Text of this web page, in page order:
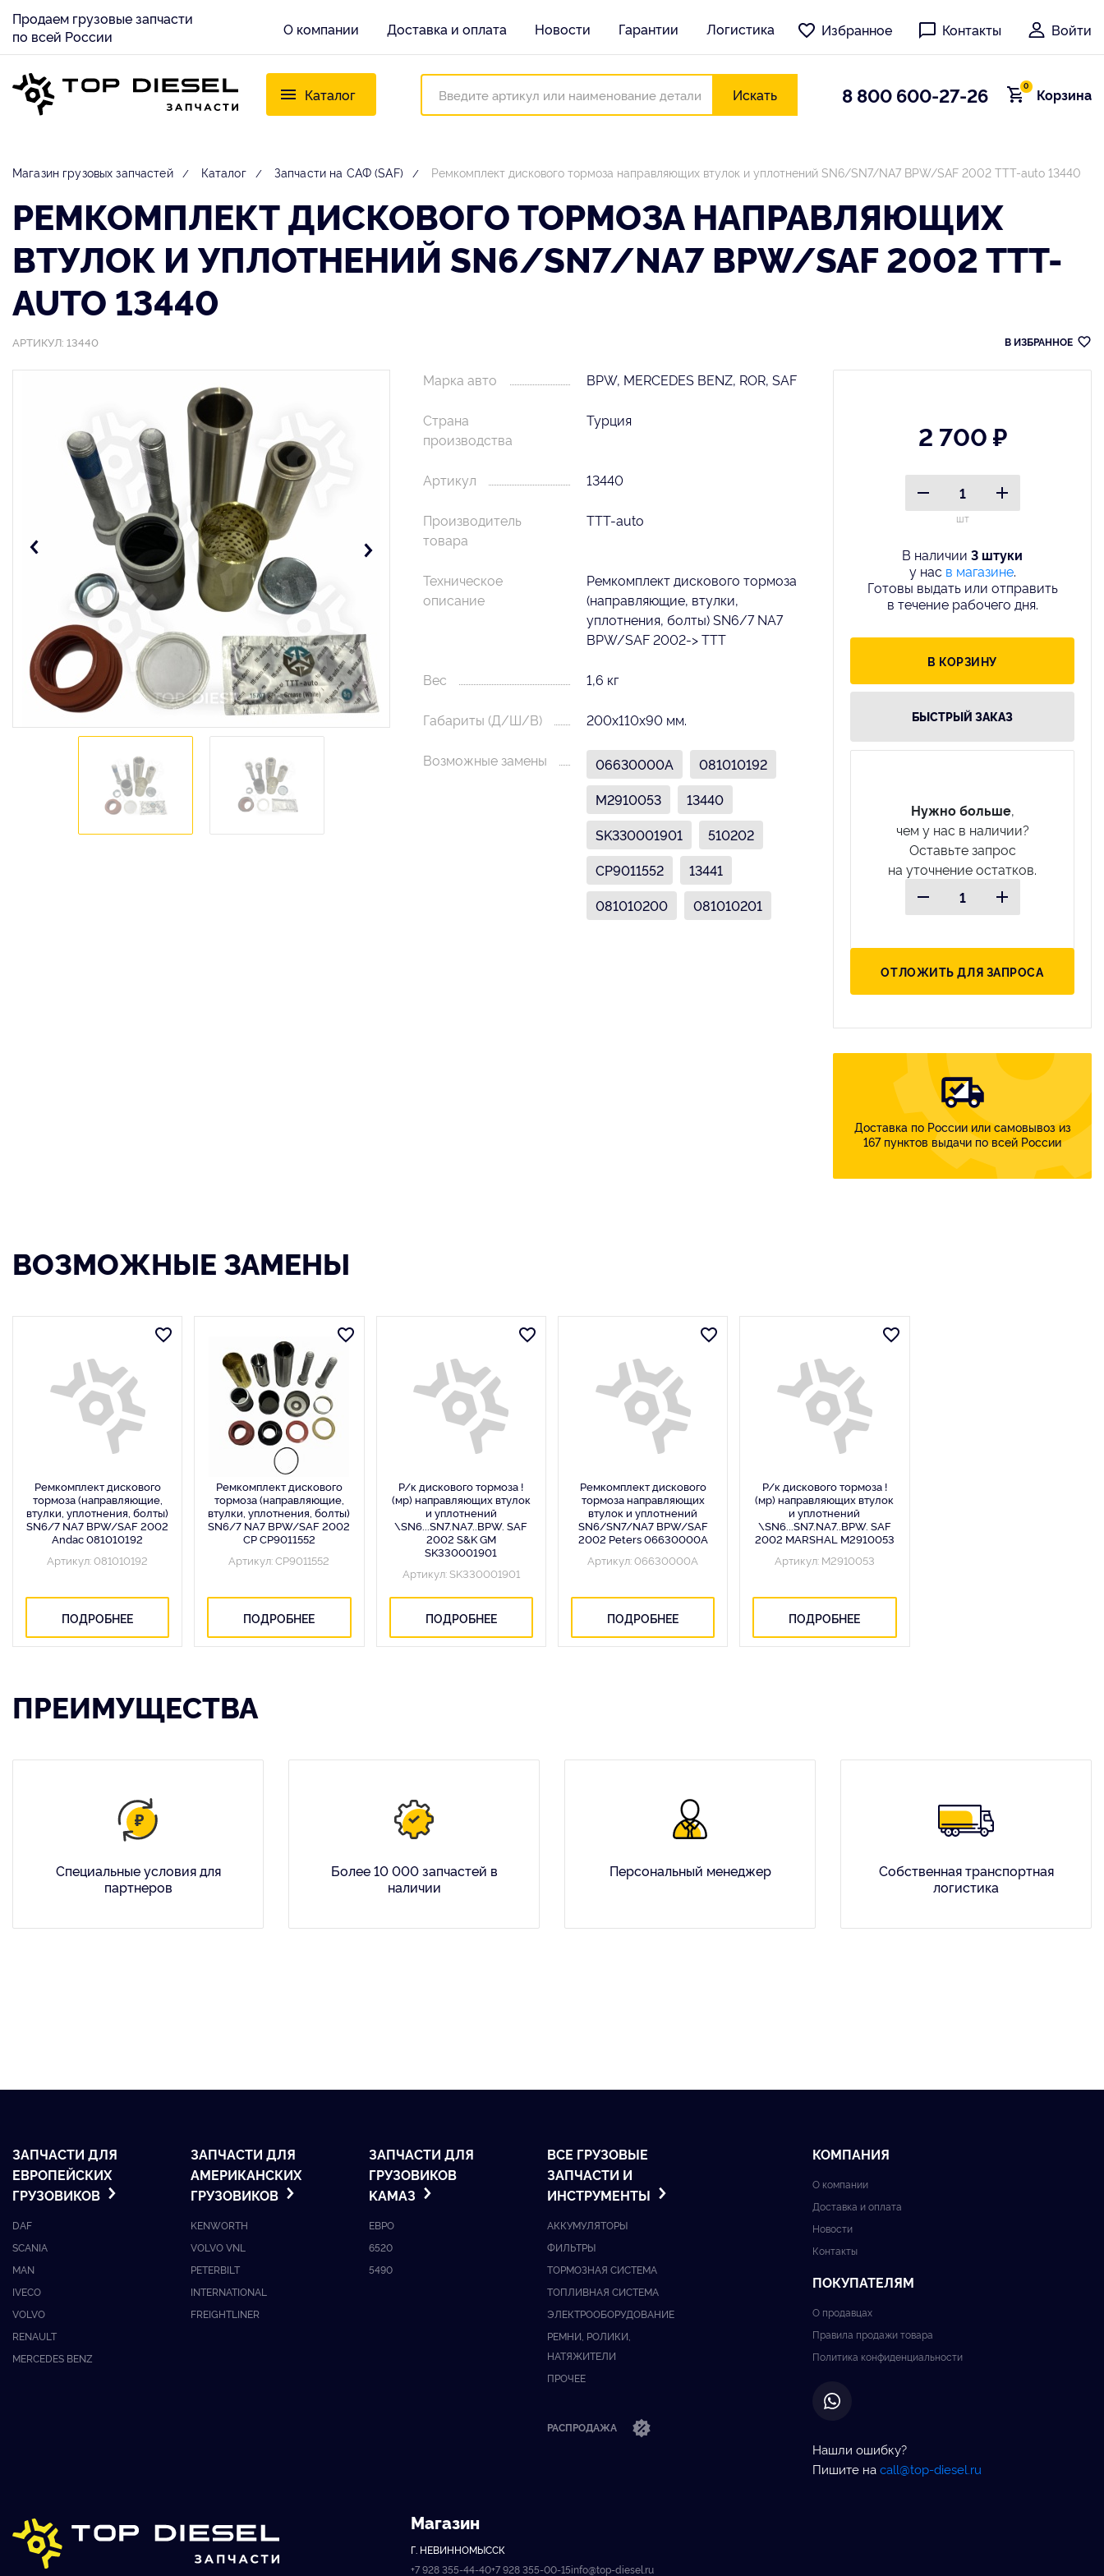
Продаем грузовые запчасти
по всей России
О компании Доставка и оплата Новости Гарантии Логистика Избранное Контакты Войти
Каталог Искать 8 800 600-27-26 Корзина
0
Магазин грузовых запчастей Каталог Запчасти на САФ (SAF) Ремкомплект дискового тормоза направляющих втулок и уплотнений SN6/SN7/NA7 BPW/SAF 2002 TTT-auto 13440
РЕМКОМПЛЕКТ ДИСКОВОГО ТОРМОЗА НАПРАВЛЯЮЩИХ
ВТУЛОК И УПЛОТНЕНИЙ SN6/SN7/NA7 BPW/SAF 2002 TTT-
AUTO 13440
АРТИКУЛ: 13440 В ИЗБРАННОЕ
Марка авто BPW, MERCEDES BENZ, ROR, SAF
Страна
производства
Турция
Артикул 13440
Производитель
товара
TTT-auto
Техническое
описание
Ремкомплект дискового тормоза
(направляющие, втулки,
уплотнения, болты) SN6/7 NA7
BPW/SAF 2002-> TTT
Вес 1,6 кг
Габариты (Д/Ш/В) 200х110х90 мм.
Возможные замены 06630000A
081010192
M2910053
13440
SK330001901
510202
CP9011552
13441
081010200
081010201
2 700 ₽
шт
В наличии 3 штуки
у нас в магазине.
Готовы выдать или отправить
в течение рабочего дня.
В КОРЗИНУ
БЫСТРЫЙ ЗАКАЗ
Нужно больше,
чем у нас в наличии?
Оставьте запрос
на уточнение остатков.
ОТЛОЖИТЬ ДЛЯ ЗАПРОСА
Доставка по России или самовывоз из
167 пунктов выдачи по всей России
ВОЗМОЖНЫЕ ЗАМЕНЫ
Ремкомплект дискового
тормоза (направляющие,
втулки, уплотнения, болты)
SN6/7 NA7 BPW/SAF 2002
Andac 081010192
Артикул: 081010192
ПОДРОБНЕЕ
Ремкомплект дискового
тормоза (направляющие,
втулки, уплотнения, болты)
SN6/7 NA7 BPW/SAF 2002
CP CP9011552
Артикул: CP9011552
ПОДРОБНЕЕ
Р/к дискового тормоза !
(мр) направляющих втулок
и уплотнений
\SN6...SN7.NA7..BPW. SAF
2002 S&K GM
SK330001901
Артикул: SK330001901
ПОДРОБНЕЕ
Ремкомплект дискового
тормоза направляющих
втулок и уплотнений
SN6/SN7/NA7 BPW/SAF
2002 Peters 06630000A
Артикул: 06630000A
ПОДРОБНЕЕ
Р/к дискового тормоза !
(мр) направляющих втулок
и уплотнений
\SN6...SN7.NA7..BPW. SAF
2002 MARSHAL M2910053
Артикул: M2910053
ПОДРОБНЕЕ
ПРЕИМУЩЕСТВА
Специальные условия для
партнеров
Более 10 000 запчастей в
наличии
Персональный менеджер
Собственная транспортная
логистика
ЗАПЧАСТИ ДЛЯ
ЕВРОПЕЙСКИХ
ГРУЗОВИКОВ
DAF
SCANIA
MAN
IVECO
VOLVO
RENAULT
MERCEDES BENZ
ЗАПЧАСТИ ДЛЯ
АМЕРИКАНСКИХ
ГРУЗОВИКОВ
KENWORTH
VOLVO VNL
PETERBILT
INTERNATIONAL
FREIGHTLINER
ЗАПЧАСТИ ДЛЯ
ГРУЗОВИКОВ
KАМАЗ
ЕВРО
6520
5490
ВСЕ ГРУЗОВЫЕ
ЗАПЧАСТИ И
ИНСТРУМЕНТЫ
АККУМУЛЯТОРЫ
ФИЛЬТРЫ
ТОРМОЗНАЯ СИСТЕМА
ТОПЛИВНАЯ СИСТЕМА
ЭЛЕКТРООБОРУДОВАНИЕ
РЕМНИ, РОЛИКИ,
НАТЯЖИТЕЛИ
ПРОЧЕЕ
РАСПРОДАЖА
КОМПАНИЯ
О компании
Доставка и оплата
Новости
Контакты
ПОКУПАТЕЛЯМ
О продавцах
Правила продажи товара
Политика конфиденциальности
Нашли ошибку?
Пишите наcall@top-diesel.ru
Магазин
Г. НЕВИННОМЫССК
+7 928 355-44-40+7 928 355-00-15info@top-diesel.ru